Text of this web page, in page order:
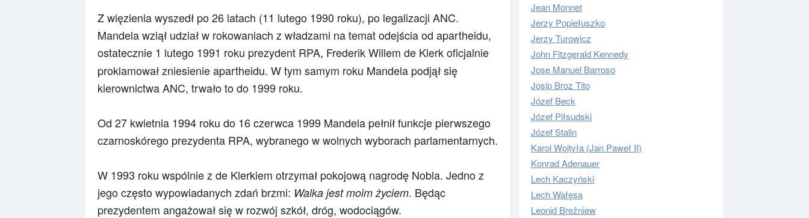
Z więzienia wyszedł po 26 latach (11 lutego 1990 roku), po legalizacji ANC.
Mandela wziął udział w rokowaniach z władzami na temat odejścia od apartheidu,
ostatecznie 1 lutego 1991 roku prezydent RPA, Frederik Willem de Klerkoficjalnie
proklamował zniesienie apartheidu. W tym samym roku Mandela podjął się
kierownictwa ANC, trwało to do 1999 roku.
Od 27 kwietnia 1994 roku do 16 czerwca 1999 Mandela pełnił funkcje pierwszego
czarnoskórego prezydenta RPA, wybranego w wolnych wyborach parlamentarnych.
W 1993 roku wspólnie z de Klerkiem otrzymał pokojową nagrodę Nobla. Jedno z
jego często wypowiadanych zdań brzmi: Walka jest moim życiem. Będąc
prezydentem angażował się w rozwój szkół, dróg, wodociągów.
Jean Monnet
Jerzy Popiełuszko
Jerzy Turowicz
John Fitzgerald Kennedy
Jose Manuel Barroso
Josip Broz Tito
Józef Beck
Józef Piłsudski
Józef Stalin
Karol Wojtyła (Jan Paweł II)
Konrad Adenauer
Lech Kaczyński
Lech Wałęsa
Leonid Breżniew